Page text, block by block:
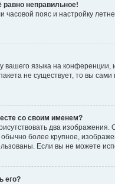
равно неправильное!
часовой пояс и настройку
вашего языка на
не существует, то вы
со своим именем?
два
более крупное,
Если вы не можете
его?